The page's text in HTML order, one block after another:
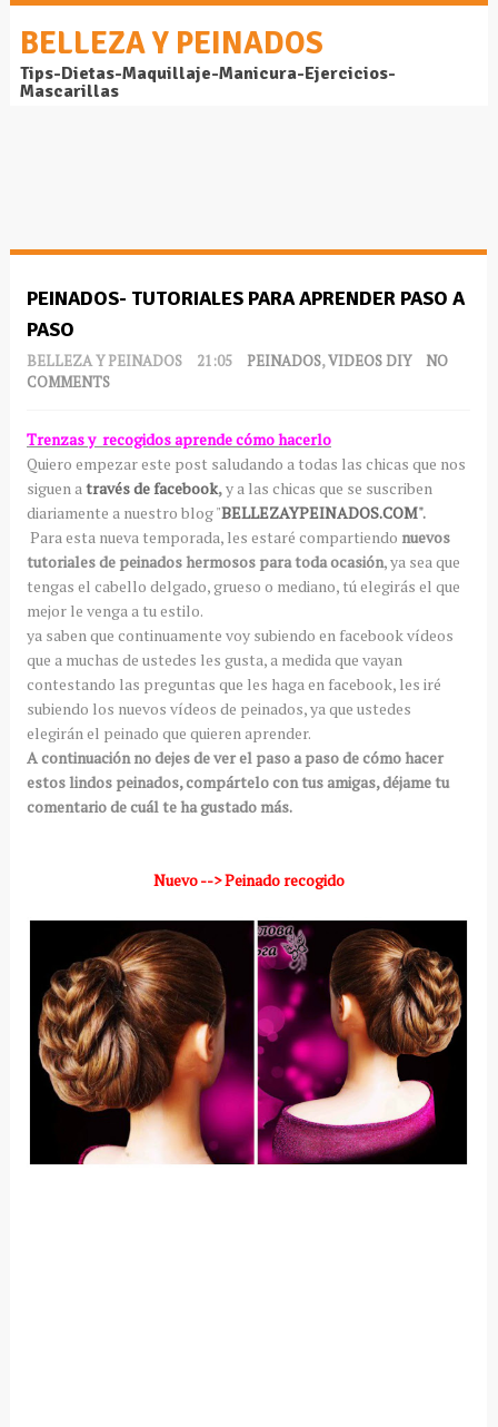
BELLEZA Y PEINADOS
Tips-Dietas-Maquillaje-Manicura-Ejercicios-
Mascarillas
PEINADOS- TUTORIALES PARA APRENDER PASO A
PASO
BELLEZA Y PEINADOS 21:05 PEINADOS,VIDEOS DIY
NO
COMMENTS
Trenzas y recogidos aprende cómo hacerlo
Quiero empezar este post saludando a todas las chicas que nos
siguen através de facebook,y a las chicas que se suscriben
diariamente a nuestro blog "BELLEZAYPEINADOS.COM".
Para esta nueva temporada, les estaré compartiendo nuevos
tutoriales de peinados hermosos para toda ocasión, ya sea que
tengas el cabello delgado, grueso o mediano, tú elegirás el que
mejor le venga a tu estilo.
ya saben que continuamente voy subiendo en facebook vídeos
que a muchas de ustedes les gusta, a medida que vayan
contestando las preguntas que les haga en facebook, les iré
subiendo los nuevos vídeos de peinados, ya que ustedes
elegirán el peinado que quieren aprender.
A continuación no dejes de ver el paso a paso de cómo hacer
estos lindos peinados, compártelo con tus amigas, déjame tu
comentario de cuál te ha gustado más.
Nuevo --> Peinado recogido